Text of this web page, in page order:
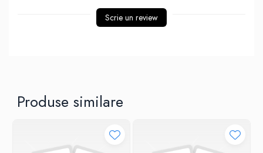
Scrie un review
Produse similare